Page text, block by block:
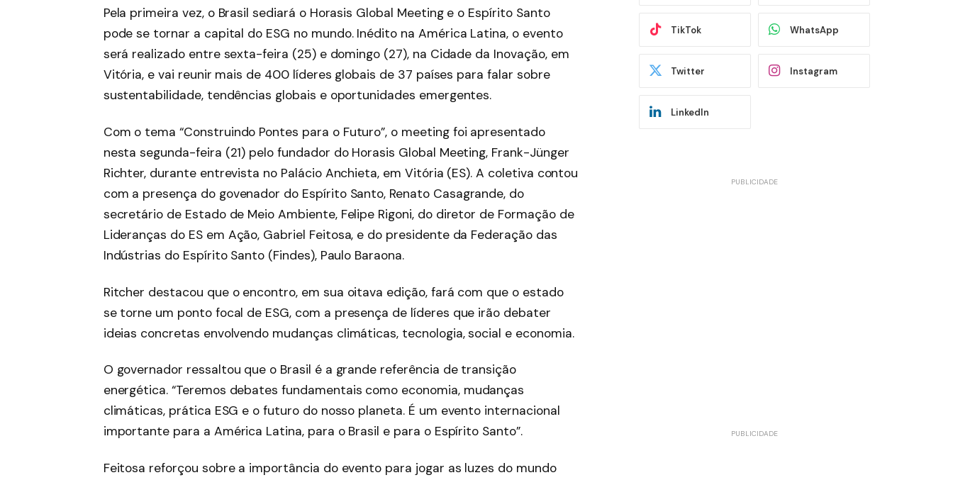
Pela primeira vez, o Brasil sediará o Horasis Global Meeting e o Espírito Santo
pode se tornar a capital do ESG no mundo. Inédito na América Latina, o evento
será realizado entre sexta-feira (25) e domingo (27), na Cidade da Inovação, em
Vitória, e vai reunir mais de 400 líderes globais de 37 países para falar sobre
sustentabilidade, tendências globais e oportunidades emergentes.
Com o tema “Construindo Pontes para o Futuro”, o meeting foi apresentado
nesta segunda-feira (21) pelo fundador do Horasis Global Meeting, Frank-Jünger
Richter, durante entrevista no Palácio Anchieta, em Vitória (ES). A coletiva contou
com a presença do govenador do Espírito Santo, Renato Casagrande, do
secretário de Estado de Meio Ambiente, Felipe Rigoni, do diretor de Formação de
Lideranças do ES em Ação, Gabriel Feitosa, e do presidente da Federação das
Indústrias do Espírito Santo (Findes), Paulo Baraona.
Ritcher destacou que o encontro, em sua oitava edição, fará com que o estado
se torne um ponto focal de ESG, com a presença de líderes que irão debater
ideias concretas envolvendo mudanças climáticas, tecnologia, social e economia.
O governador ressaltou que o Brasil é a grande referência de transição
energética. “Teremos debates fundamentais como economia, mudanças
climáticas, prática ESG e o futuro do nosso planeta. É um evento internacional
importante para a América Latina, para o Brasil e para o Espírito Santo”.
Feitosa reforçou sobre a importância do evento para jogar as luzes do mundo
TikTok WhatsApp
Twitter Instagram
LinkedIn